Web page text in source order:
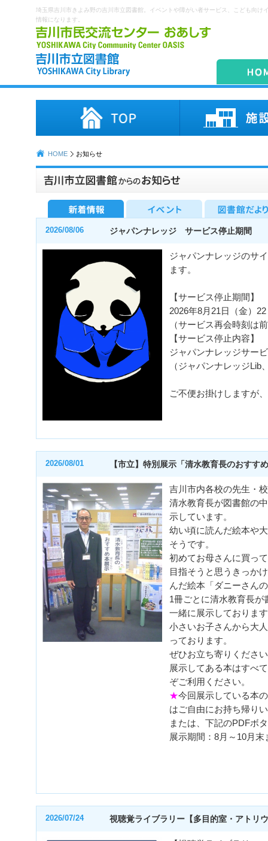
埼玉県吉川市きよみ野の吉川市立図書館。イベントや障がい者サービス、こども向け
情報になります。
HOME お知らせ
2026/08/06 ジャパンナレッジ サービス停止期間
ジャパンナレッジのサ
ます。
【サービス停止期間】
2026年8月21日（金）
（サービス再会時刻は
【サービス停止内容】
ジャパンナレッジサー
（ジャパンナレッジ
ご不便お掛けしますが
2026/08/01 【市立】特別展示「清水教育長のおすす
吉川市内各校の先生・
清水教育長が図書館の
示しています。
幼い頃に読んだ絵本や
そうです。
初めてお母さんに買っ
目指そうと思うきっか
んだ絵本「ダニーさん
1冊ごとに清水教育長
一緒に展示しておりま
小さいお子さんから大
っております。
ぜひお立ち寄りくださ
展示してある本はすべ
ぞご利用ください。
★今回展示している本
はご自由にお持ち帰り
または、下記のPDFボ
展示期間：8月～10月末
2026/07/24 視聴覚ライブラリー【多目的室・アトリ